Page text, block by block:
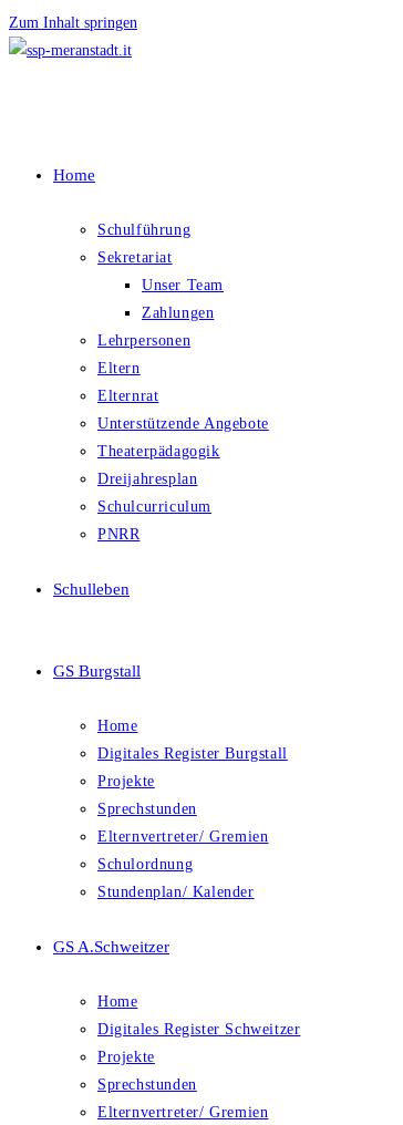
Zum Inhalt springen
Home
Schulführung
Sekretariat
Unser Team
Zahlungen
Lehrpersonen
Eltern
Elternrat
Unterstützende Angebote
Theaterpädagogik
Dreijahresplan
Schulcurriculum
PNRR
Schulleben
GS Burgstall
Home
Digitales Register Burgstall
Projekte
Sprechstunden
Elternvertreter/ Gremien
Schulordnung
Stundenplan/ Kalender
GS A.Schweitzer
Home
Digitales Register Schweitzer
Projekte
Sprechstunden
Elternvertreter/ Gremien